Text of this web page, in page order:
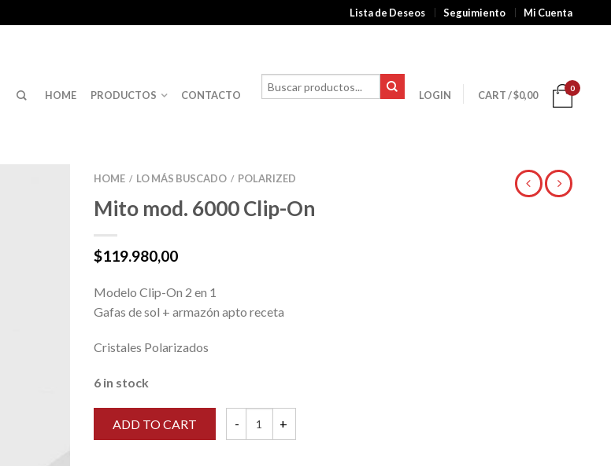
Lista de Deseos Seguimiento Mi Cuenta
HOME PRODUCTOS CONTACTO LOGIN CART/$0,00
0
HOME / LO MÁS BUSCADO / POLARIZED
Mito mod. 6000 Clip-On
$119.980,00
Modelo Clip-On 2 en 1
Gafas de sol + armazón apto receta
Cristales Polarizados
6 in stock
ADD TO CART